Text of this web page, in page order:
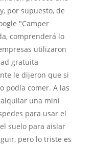
por supuesto, de
"Camper
comprenderá lo
utilizaron
gratuita
le dijeron que si
podía comer. A las
una mini
para usar el
suelo para aislar
pero lo triste es